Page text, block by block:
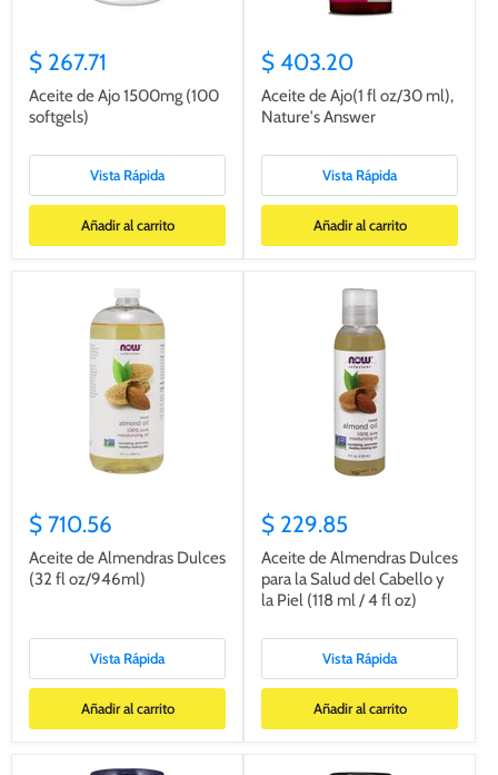
$ 267.71
Aceite de Ajo 1500mg (100
softgels)
Vista Rápida
Añadir al carrito
$ 403.20
Aceite de Ajo(1 fl oz/30 ml),
Nature's Answer
Vista Rápida
Añadir al carrito
$ 710.56
Aceite de Almendras Dulces
(32 fl oz/946ml)
Vista Rápida
Añadir al carrito
$ 229.85
Aceite de Almendras Dulces
para la Salud del Cabello y
la Piel (118 ml / 4 fl oz)
Vista Rápida
Añadir al carrito